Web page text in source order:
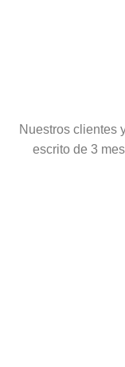
Nuestros clientes
escrito de 3